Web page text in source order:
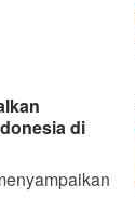
di